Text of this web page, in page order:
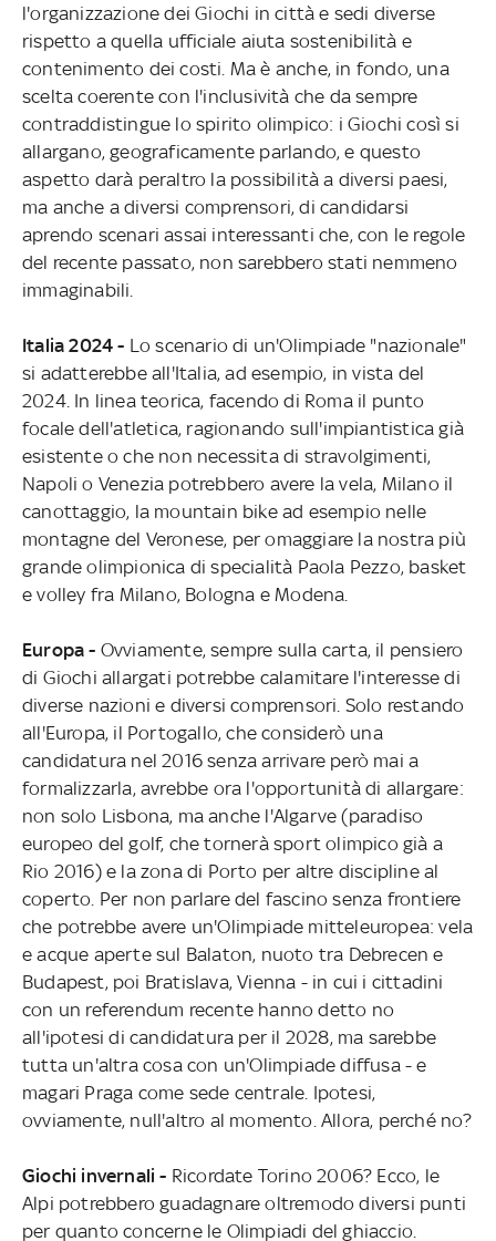
l'organizzazione dei Giochi in città e sedi diverse
rispetto a quella ufficiale aiuta sostenibilità e
contenimento dei costi. Ma è anche, in fondo, una
scelta coerente con l'inclusività che da sempre
contraddistingue lo spirito olimpico: i Giochi così si
allargano, geograficamente parlando, e questo
aspetto darà peraltro la possibilità a diversi paesi,
ma anche a diversi comprensori, di candidarsi
aprendo scenari assai interessanti che, con le regole
del recente passato, non sarebbero stati nemmeno
immaginabili.
Italia 2024 - Lo scenario di un'Olimpiade "nazionale"
si adatterebbe all'Italia, ad esempio, in vista del
2024. In linea teorica, facendo di Roma il punto
focale dell'atletica, ragionando sull'impiantistica già
esistente o che non necessita di stravolgimenti,
Napoli o Venezia potrebbero avere la vela, Milano il
canottaggio, la mountain bike ad esempio nelle
montagne del Veronese, per omaggiare la nostra più
grande olimpionica di specialità Paola Pezzo, basket
e volley fra Milano, Bologna e Modena.
Europa - Ovviamente, sempre sulla carta, il pensiero
di Giochi allargati potrebbe calamitare l'interesse di
diverse nazioni e diversi comprensori. Solo restando
all'Europa, il Portogallo, che considerò una
candidatura nel 2016 senza arrivare però mai a
formalizzarla, avrebbe ora l'opportunità di allargare:
non solo Lisbona, ma anche l'Algarve (paradiso
europeo del golf, che tornerà sport olimpico già a
Rio 2016) e la zona di Porto per altre discipline al
coperto. Per non parlare del fascino senza frontiere
che potrebbe avere un'Olimpiade mitteleuropea: vela
e acque aperte sul Balaton, nuoto tra Debrecen e
Budapest, poi Bratislava, Vienna - in cui i cittadini
con un referendum recente hanno detto no
all'ipotesi di candidatura per il 2028, ma sarebbe
tutta un'altra cosa con un'Olimpiade diffusa - e
magari Praga come sede centrale. Ipotesi,
ovviamente, null'altro al momento. Allora, perché no?
Giochi invernali - Ricordate Torino 2006? Ecco, le
Alpi potrebbero guadagnare oltremodo diversi punti
per quanto concerne le Olimpiadi del ghiaccio.